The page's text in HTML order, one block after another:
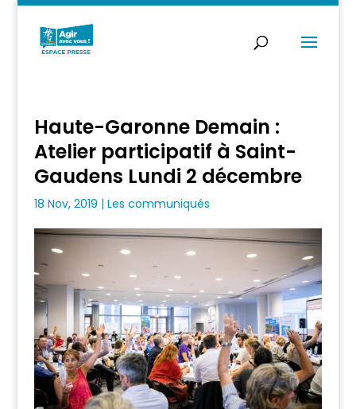
Haute-Garonne Demain :
Atelier participatif à Saint-
Gaudens Lundi 2 décembre
18 Nov, 2019 | Les communiqués